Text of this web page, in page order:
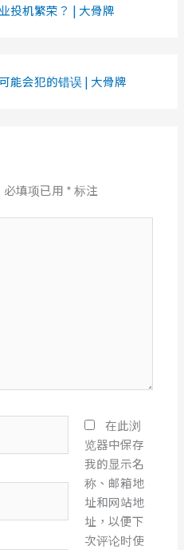
投机繁荣？ | 大骨牌
能会犯的错误 | 大骨牌
必填项已用 *标注
在此浏
览器中保存
我的显示名
称、邮箱地
址和网站地
址，以便下
次评论时使